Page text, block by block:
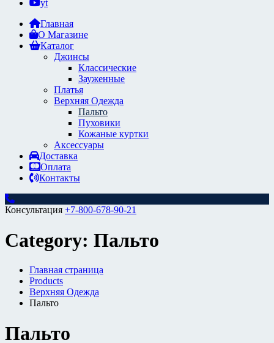
yt
Главная
О Магазине
Каталог
Джинсы
Классические
Зауженные
Платья
Верхняя Одежда
Пальто
Пуховики
Кожаные куртки
Аксессуары
Доставка
Оплата
Контакты
Консультация +7-800-678-90-21
Category: Пальто
Главная страница
Products
Верхняя Одежда
Пальто
Пальто